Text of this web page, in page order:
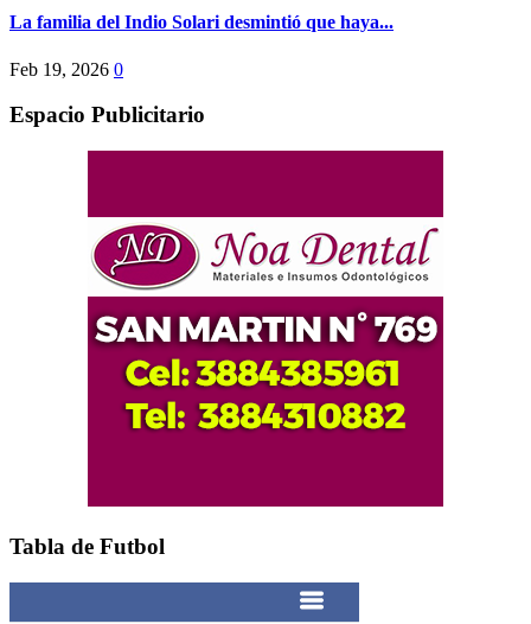
La familia del Indio Solari desmintió que haya...
Feb 19, 2026 0
Espacio Publicitario
Tabla de Futbol